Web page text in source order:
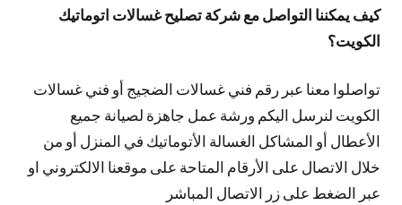
كيف يمكننا التواصل مع شركة تصليح غسالات اتوماتيك
الكويت؟
تواصلوا معنا عبر رقم فني غسالات الضجيج أو فني غسالات
الكويت لنرسل اليكم ورشة عمل جاهزة لصيانة جميع
الأعطال أو المشاكل الغسالة الأتوماتيك في المنزل أو من
خلال الاتصال على الأرقام المتاحة على موقعنا الالكتروني او
عبر الضغط على زر الاتصال المباشر